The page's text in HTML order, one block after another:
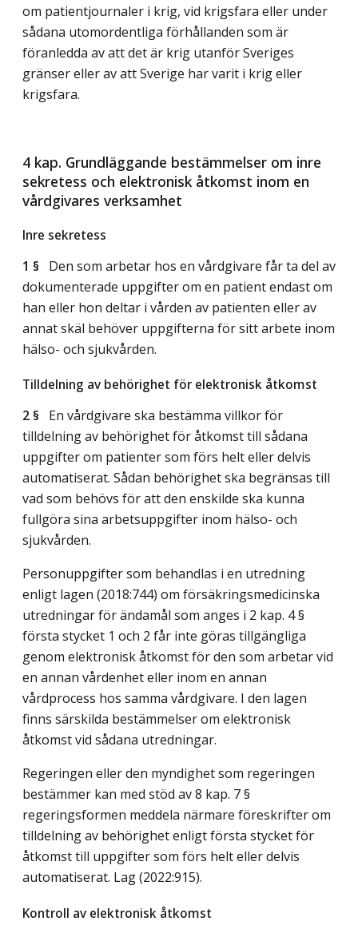
om patientjournaler i krig, vid krigsfara eller under
sådana utomordentliga förhållanden som är
föranledda av att det är krig utanför Sveriges
gränser eller av att Sverige har varit i krig eller
krigsfara.
4 kap. Grundläggande bestämmelser om inre
sekretess och elektronisk åtkomst inom en
vårdgivares verksamhet
Inre sekretess
1 § Den som arbetar hos en vårdgivare får ta del av
dokumenterade uppgifter om en patient endast om
han eller hon deltar i vården av patienten eller av
annat skäl behöver uppgifterna för sitt arbete inom
hälso- och sjukvården.
Tilldelning av behörighet för elektronisk åtkomst
2 § En vårdgivare ska bestämma villkor för
tilldelning av behörighet för åtkomst till sådana
uppgifter om patienter som förs helt eller delvis
automatiserat. Sådan behörighet ska begränsas till
vad som behövs för att den enskilde ska kunna
fullgöra sina arbetsuppgifter inom hälso- och
sjukvården.
Personuppgifter som behandlas i en utredning
enligt lagen (2018:744) om försäkringsmedicinska
utredningar för ändamål som anges i 2 kap. 4 §
första stycket 1 och 2 får inte göras tillgängliga
genom elektronisk åtkomst för den som arbetar vid
en annan vårdenhet eller inom en annan
vårdprocess hos samma vårdgivare. I den lagen
finns särskilda bestämmelser om elektronisk
åtkomst vid sådana utredningar.
Regeringen eller den myndighet som regeringen
bestämmer kan med stöd av 8 kap. 7 §
regeringsformen meddela närmare föreskrifter om
tilldelning av behörighet enligt första stycket för
åtkomst till uppgifter som förs helt eller delvis
automatiserat. Lag (2022:915).
Kontroll av elektronisk åtkomst